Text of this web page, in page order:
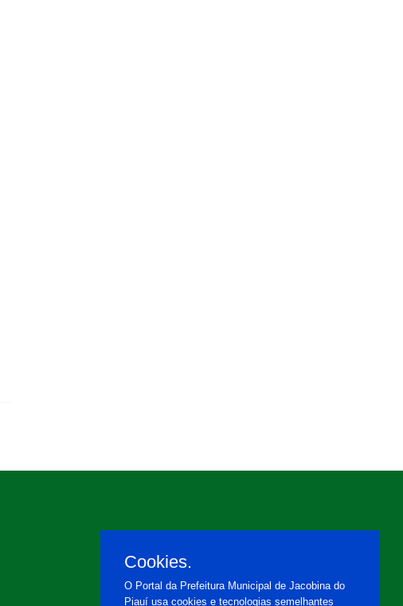
Cookies.
O Portal da Prefeitura Municipal de Jacobina do
Piauí usa cookies e tecnologias semelhantes